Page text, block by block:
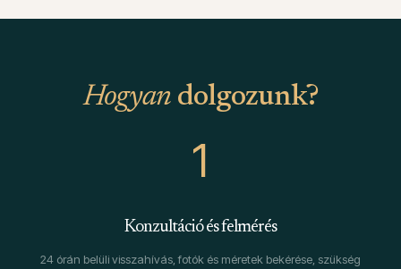
Hogyan dolgozunk?
1
Konzultáció és felmérés
24 órán belüli visszahívás, fotók és méretek bekérése, szükség